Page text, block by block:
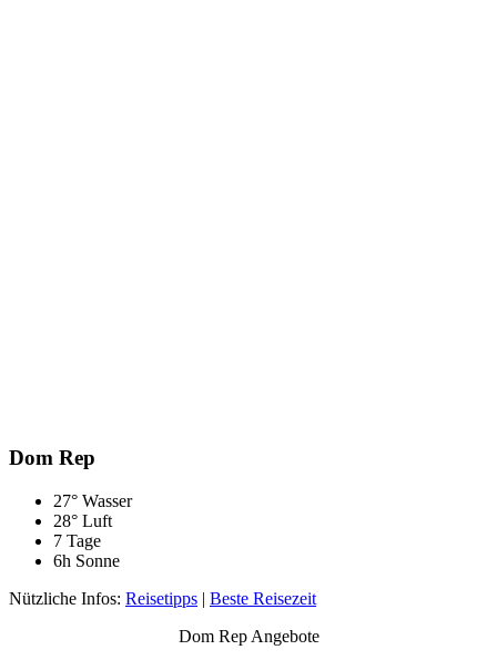
Dom Rep
27° Wasser
28° Luft
7 Tage
6h Sonne
Nützliche Infos: Reisetipps | Beste Reisezeit
Dom Rep Angebote